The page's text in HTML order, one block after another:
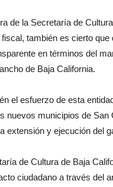
de la Secretaría de
también es cierto
en términos del
de Baja California.
el esfuerzo de esta
nuevos municipios de
extensión y ejecución del
de Cultura de Baja
ciudadano a través del